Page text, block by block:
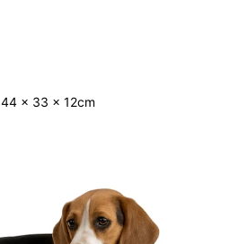
44 x 33 x 12cm